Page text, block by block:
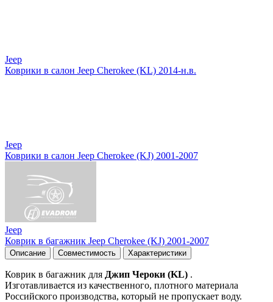
Jeep
Коврики в салон Jeep Cherokee (KL) 2014-н.в.
Jeep
Коврики в салон Jeep Cherokee (KJ) 2001-2007
Jeep
Коврик в багажник Jeep Cherokee (KJ) 2001-2007
Описание Совместимость Характеристики
Коврик в багажник для Джип Чероки (KL) .
Изготавливается из качественного, плотного материала
Российского производства, который не пропускает воду.